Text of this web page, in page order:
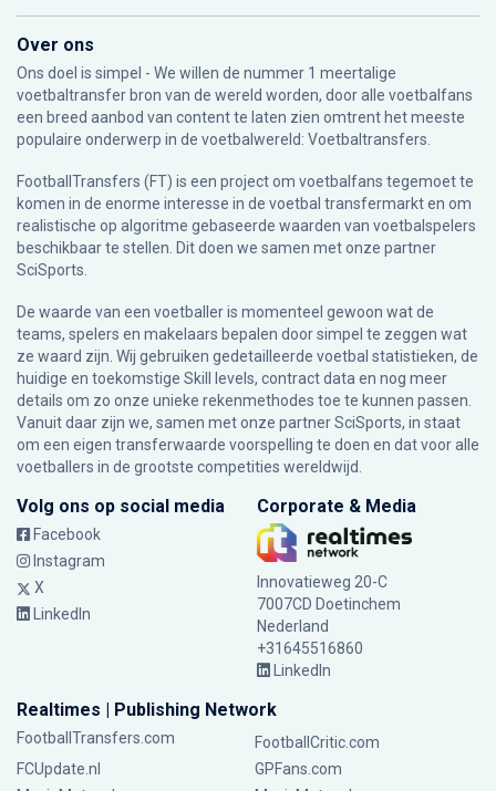
Over ons
Ons doel is simpel - We willen de nummer 1 meertalige
voetbaltransfer bron van de wereld worden, door alle voetbalfans
een breed aanbod van content te laten zien omtrent het meeste
populaire onderwerp in de voetbalwereld: Voetbaltransfers.
FootballTransfers (FT) is een project om voetbalfans tegemoet te
komen in de enorme interesse in de voetbal transfermarkt en om
realistische op algoritme gebaseerde waarden van voetbalspelers
beschikbaar te stellen. Dit doen we samen met onze partner
SciSports
De waarde van een voetballer is momenteel gewoon wat de
teams, spelers en makelaars bepalen door simpel te zeggen wat
ze waard zijn. Wij gebruiken gedetailleerde voetbal statistieken, de
huidige en toekomstige Skill levels, contract data en nog meer
details om zo onze unieke rekenmethodes toe te kunnen passen.
Vanuit daar zijn we, samen met onze partner SciSports, in staat
om een eigen transferwaarde voorspelling te doen en dat voor alle
voetballers in de grootste competities wereldwijd.
Volg ons op social media
Facebook
Instagram
X
LinkedIn
Corporate & Media
Innovatieweg 20-C
7007CD Doetinchem
Nederland
+31645516860
LinkedIn
Realtimes | Publishing Network
FootballTransfers.com
FootballCritic.com
FCUpdate.nl
GPFans.com